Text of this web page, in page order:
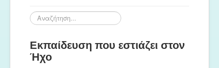
Αρχική
Δωρεάν Υλικό
Εκδόσεις
Αναζήτηση...
Εκπαίδευση που εστιάζει στον
Ήχο